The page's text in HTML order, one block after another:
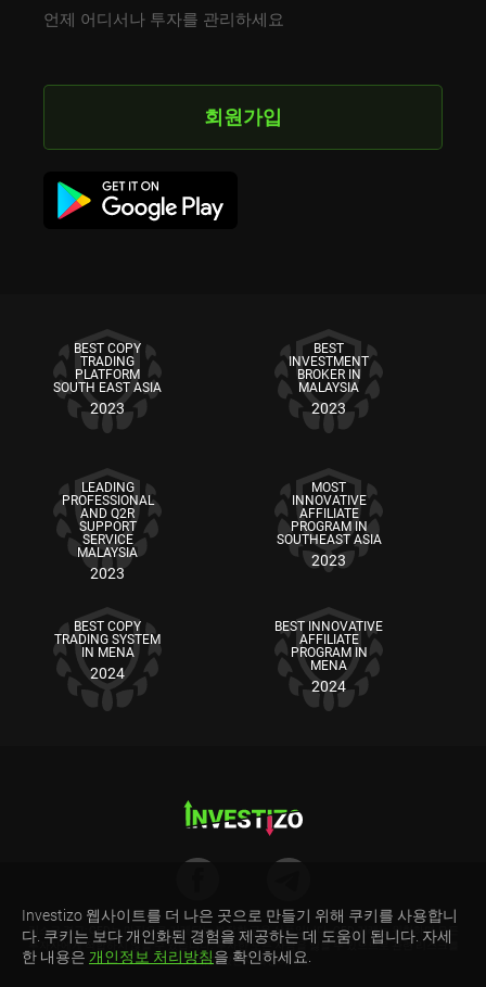
언제 어디서나 투자를 관리하세요
회원가입
BEST COPY
TRADING
PLATFORM
SOUTH EAST ASIA
2023
BEST
INVESTMENT
BROKER IN
MALAYSIA
2023
LEADING
PROFESSIONAL
AND Q2R
SUPPORT
SERVICE
MALAYSIA
2023
MOST
INNOVATIVE
AFFILIATE
PROGRAM IN
SOUTHEAST ASIA
2023
BEST COPY
TRADING SYSTEM
IN MENA
2024
BEST INNOVATIVE
AFFILIATE
PROGRAM IN
MENA
2024
리스크 경고: CFD는 마진으로 거래되는 복잡한 금융 상품입니다. CFD 거래는 위험하며 모든
투자자에게 적합하지 않을 수 있습니다. 투자한 모든 자금을 잃을 수 있으므로 관련 리스크를
이해하고 있는지 확인하세요
Investizo 웹사이트를 더 나은 곳으로 만들기 위해 쿠키를 사용합니
다. 쿠키는 보다 개인화된 경험을 제공하는 데 도움이 됩니다. 자세
한 내용은 개인정보 처리방침을 확인하세요.